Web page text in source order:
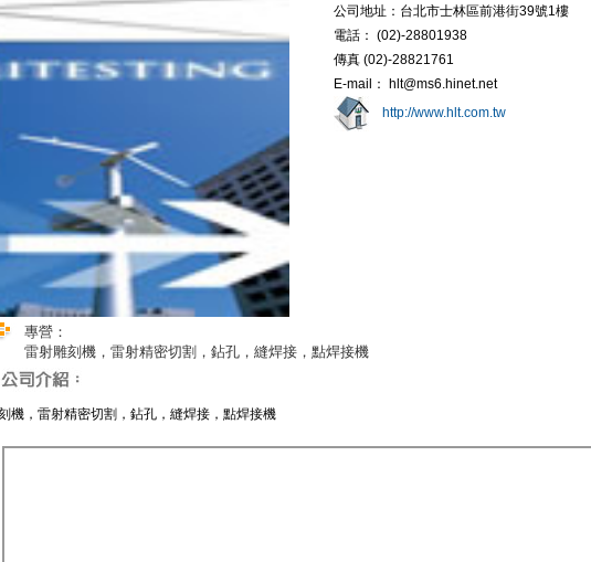
公司地址：台北市士林區前港街39號1樓
電話： (02)-28801938
傳真 (02)-28821761
E-mail： hlt@ms6.hinet.net
http://www.hlt.com.tw
專營：
雷射雕刻機，雷射精密切割，鉆孔，縫焊接，點焊接機
機，雷射精密切割，鉆孔，縫焊接，點焊接機